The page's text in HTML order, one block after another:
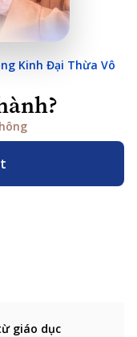
Kinh Đại Thừa Vô
giáo dục